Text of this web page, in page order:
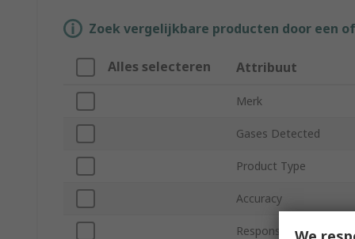
Zoek vergelijkbare producten door een
Alles selecteren Attribuut
Merk
Gases Detected
Product Type
Accuracy
Response Time